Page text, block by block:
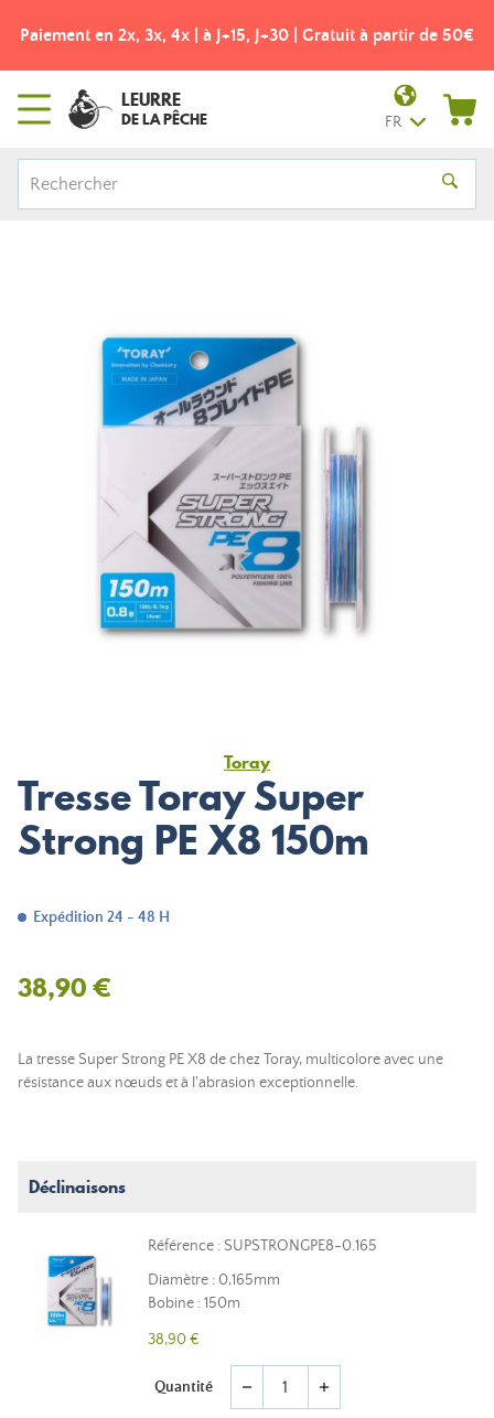
Paiement en 2x, 3x, 4x | à J+15, J+30 | Gratuit à partir de 50€
LEURRE
DE LA PÊCHE FR
Toray
Tresse Toray Super
Strong PE X8 150m
Expédition 24 - 48 H
38,90 €
La tresse Super Strong PE X8 de chez Toray, multicolore avec une
résistance aux nœuds et à l'abrasion exceptionnelle.
Déclinaisons
Référence : SUPSTRONGPE8-0.165
Diamètre : 0,165mm
Bobine : 150m
38,90 €
Quantité remove add